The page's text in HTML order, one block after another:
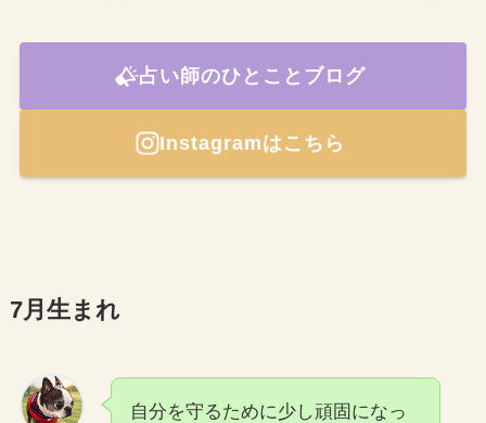
占い師のひとことブログ
Instagramはこちら
7月生まれ
自分を守るために少し頑固になっ